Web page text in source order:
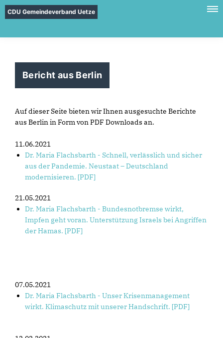
CDU Gemeindeverband Uetze
Bericht aus Berlin
Auf dieser Seite bieten wir Ihnen ausgesuchte Berichte
aus Berlin in Form von PDF Downloads an.
11.06.2021
Dr. Maria Flachsbarth - Schnell, verlässlich und sicher
aus der Pandemie. Neustaat – Deutschland
modernisieren. [PDF]
21.05.2021
Dr. Maria Flachsbarth - Bundesnotbremse wirkt,
Impfen geht voran. Unterstützung Israels bei Angriffen
der Hamas. [PDF]
07.05.2021
Dr. Maria Flachsbarth - Unser Krisenmanagement
wirkt. Klimaschutz mit unserer Handschrift. [PDF]